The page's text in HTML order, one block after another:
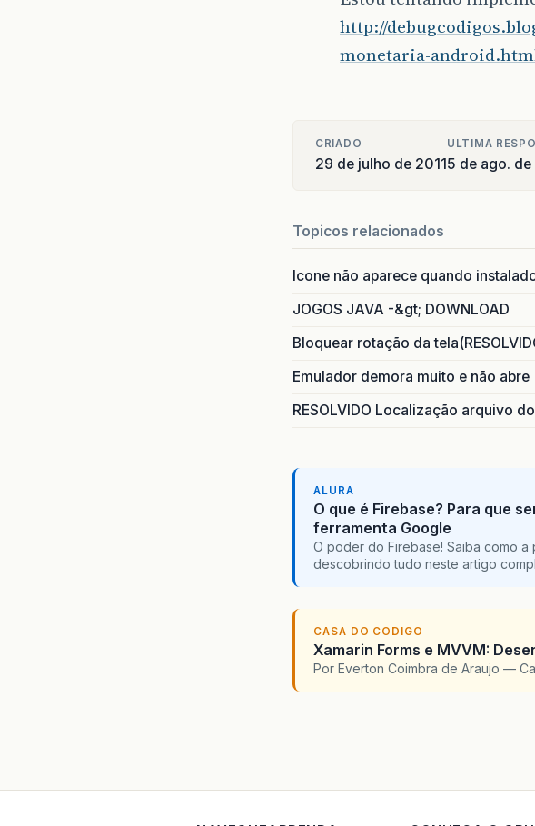
http://
monetaria-
CRIADO
29 de julho de 2011
ULTIMA
5 de ago. de
Topicos relacionados
Icone não aparece quando
JOGOS JAVA -&gt; DOWNLOAD
Bloquear rotação da
Emulador demora muito e não
RESOLVIDO Localização arquivo
ALURA
O que é Firebase? Para que
ferramenta Google
O poder do Firebase! Saiba como a
descobrindo tudo neste artigo
CASA DO CODIGO
Xamarin Forms e MVVM:
Por Everton Coimbra de Araujo —